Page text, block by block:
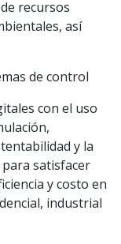
recursos
así
de control
con el uso
y la
satisfacer
y costo en
industrial